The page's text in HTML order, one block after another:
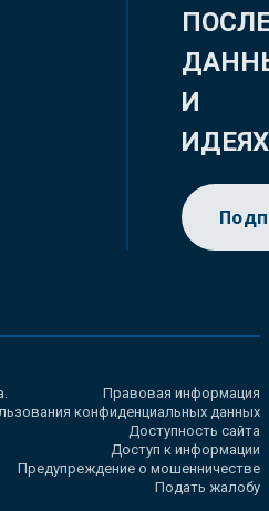
И
ИДЕЯХ
Правовая информация
конфиденциальных данных
Доступность сайта
Доступ к информации
Предупреждение о мошенничестве
Подать жалобу